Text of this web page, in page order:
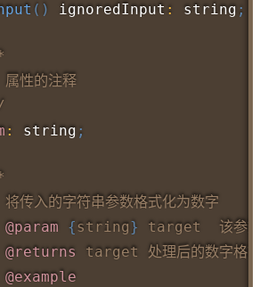
( ) ignoredInput : string ;
性的注释
: string ;
传入的字符串参数格式化为数字
@param {string}
target  该参数
@returns
target 处理后的数字格式
@example